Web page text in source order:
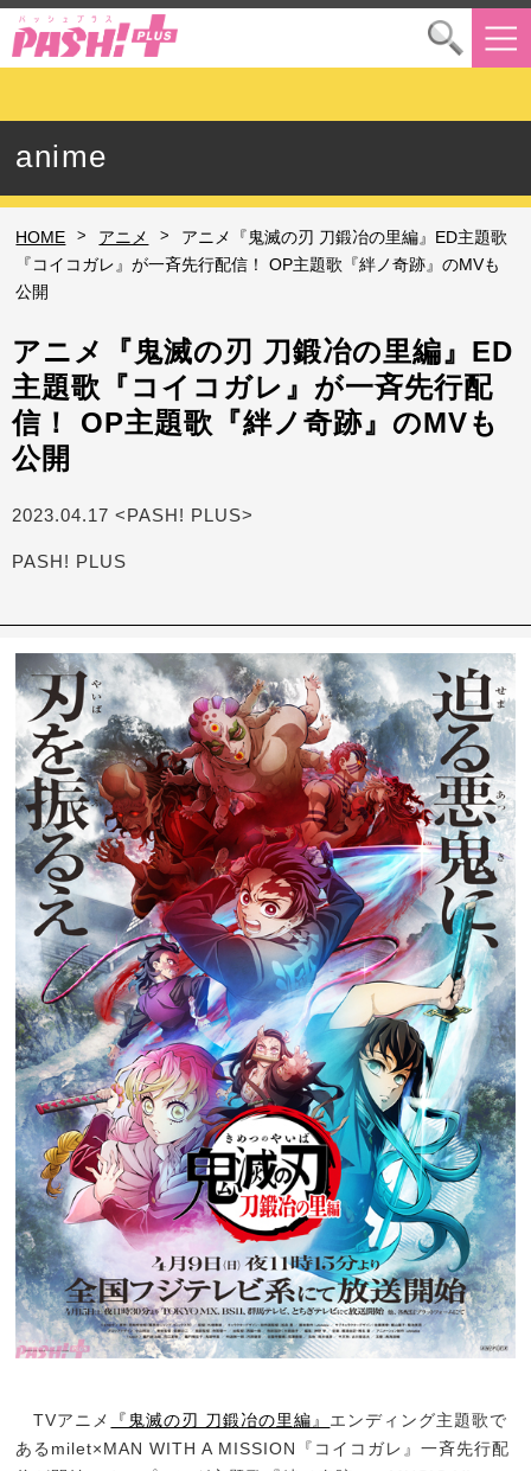
anime
HOME > アニメ >
アニメ『鬼滅の刃 刀鍛冶の里編』ED主題歌
『コイコガレ』が一斉先行配信！ OP主題歌『絆ノ奇跡』のMVも
公開
アニメ『鬼滅の刃 刀鍛冶の里編』ED
主題歌『コイコガレ』が一斉先行配
信！ OP主題歌『絆ノ奇跡』のMVも
公開
2023.04.17 <PASH! PLUS>
PASH! PLUS
TVアニメ 『鬼滅の刃 刀鍛冶の里編』 エンディング主題歌で
あるmilet×MAN WITH A MISSION『コイコガレ』一斉先行配